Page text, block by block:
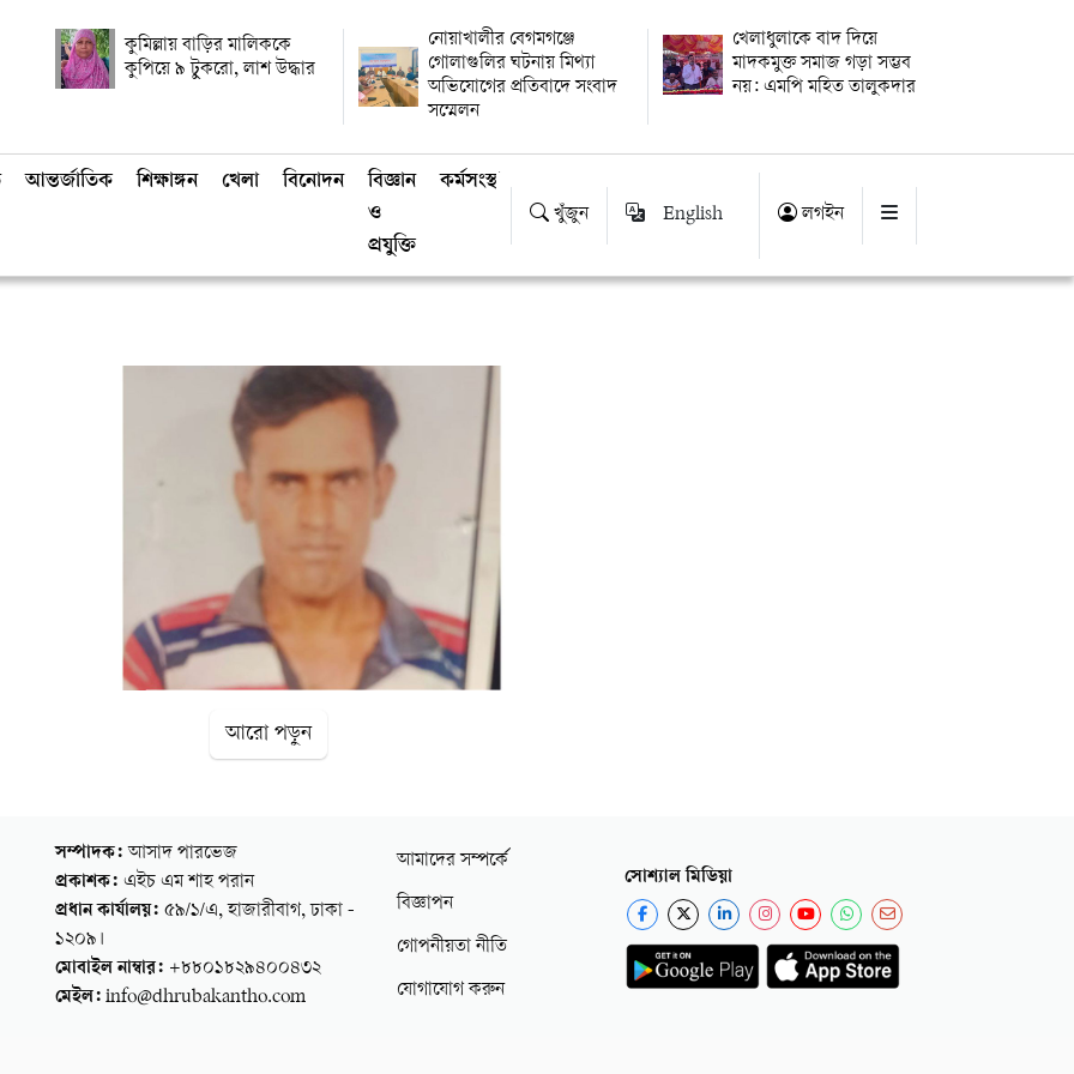
কুমিল্লায় বাড়ির মালিককে
কুপিয়ে ৯ টুকরো, লাশ উদ্ধার
নোয়াখালীর বেগমগঞ্জে
গোলাগুলির ঘটনায় মিথ্যা
অভিযোগের প্রতিবাদে সংবাদ
সম্মেলন
খেলাধুলাকে বাদ দিয়ে
মাদকমুক্ত সমাজ গড়া সম্ভব
নয়: এমপি মহিত তালুকদার
আন্তর্জাতিক শিক্ষাঙ্গন খেলা বিনোদন
বিজ্ঞান
ও
প্রযুক্তি
কর্মসংস্থান
খুঁজুন English লগইন
আরো পড়ুন
সম্পাদক:আসাদ পারভেজ
প্রকাশক: এইচ এম শাহ পরান
প্রধান কার্যালয়: ৫৯/১/এ, হাজারীবাগ, ঢাকা -
১২০৯।
মোবাইল নাম্বার: +৮৮০১৮২৯৪০০৪৩২
মেইল: info@dhrubakantho.com
আমাদের সম্পর্কে
বিজ্ঞাপন
গোপনীয়তা নীতি
যোগাযোগ করুন
সোশ্যাল মিডিয়া